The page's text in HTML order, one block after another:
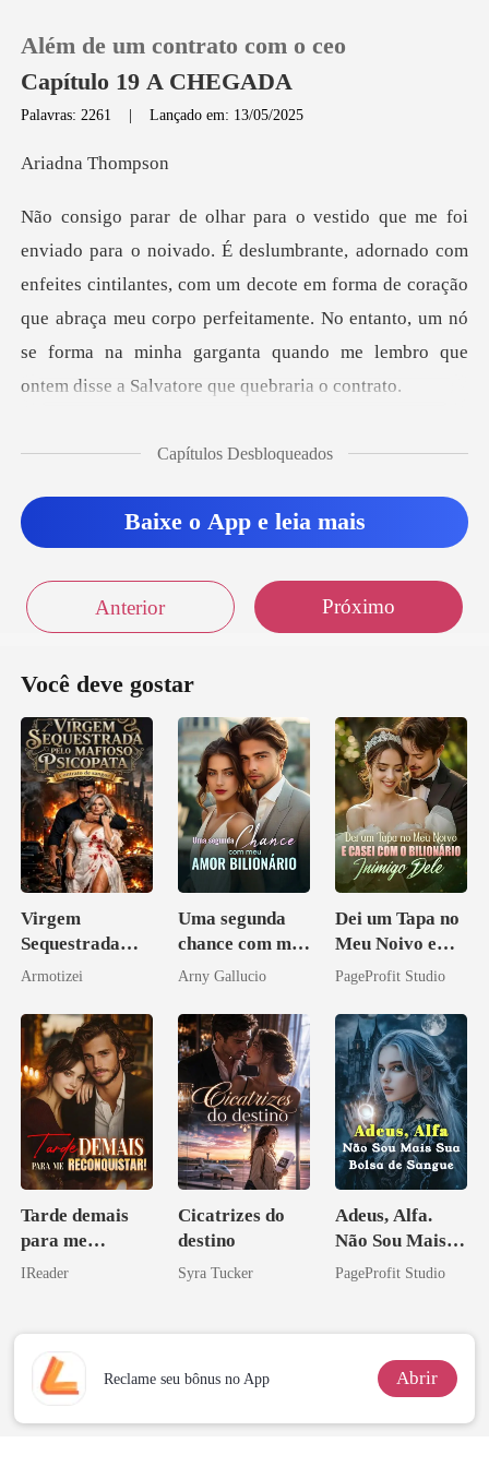
Loja
Histórico
Sair
Além de um contrato com o ceo
Capítulo 19 A CHEGADA
Palavras: 2261 |Lançado em: 13/05/2025
na Th
m
enfeites cintilantes, com um decote em forma de coração
que abraça meu corpo perfeitamente. No entanto
Capítulos Desbloqueados
Baixe o App e leia mais
Anterior Próximo
Você deve gostar
Virgem
Sequestrada
pelo Mafioso
CONTRATO
DE SANGUE
Armotizei
Uma segunda
chance com meu
amor bilionário
Arny Gallucio
Dei um Tapa no
Meu Noivo e
Casei com o
Inimigo Dele
PageProfit Studio
Tarde demais
para me
reconquistar!
IReader
Cicatrizes do
destino
Syra Tucker
Adeus, Alfa.
Não Sou Mais
Sua Bolsa de
PageProfit Studio
Reclame seu bônus no App Abrir